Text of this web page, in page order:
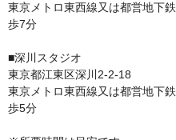
東京メトロ東西線又は都営地下
歩7分
■深川スタジオ
東京都江東区深川2-2-18
東京メトロ東西線又は都営地下
歩5分